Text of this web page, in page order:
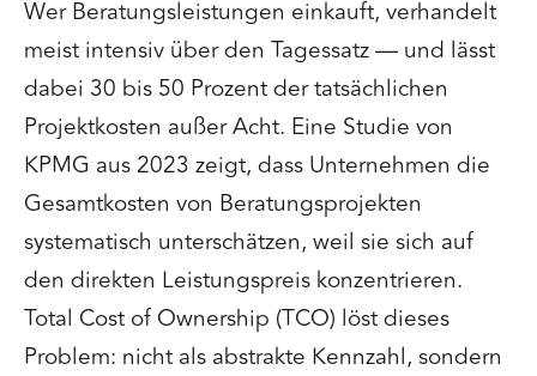
Wer Beratungsleistungen einkauft, verhandelt
meist intensiv über den Tagessatz — und lässt
dabei 30 bis 50 Prozent der tatsächlichen
Projektkosten außer Acht. Eine Studie von
KPMG aus 2023 zeigt, dass Unternehmen die
Gesamtkosten von Beratungsprojekten
systematisch unterschätzen, weil sie sich auf
den direkten Leistungspreis konzentrieren.
Total Cost of Ownership (TCO) löst dieses
Problem: nicht als abstrakte Kennzahl, sondern